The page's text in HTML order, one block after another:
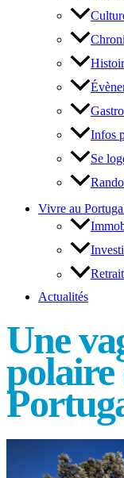
Infos
Se
Vivre au
Actualités
Une
polaire